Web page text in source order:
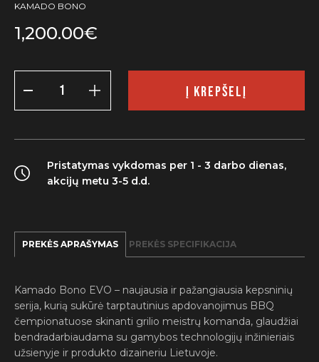
KAMADO BONO
1,200.00€
produkto
kiekis:
EVO
Žalgiris,
Matte
Į KREPŠELĮ
Pristatymas vykdomas per 1 - 3 darbo dienas,
akcijų metu 3-5 d.d.
PREKĖS APRAŠYMAS PREKĖS SPECIFIKACIJA
Kamado Bono EVO – naujausia ir pažangiausia kepsninių
serija, kurią sukūrė tarptautinius apdovanojimus BBQ
čempionatuose skinanti grilio meistrų komanda, glaudžiai
bendradarbiaudama su gamybos technologijų inžinieriais
užsienyje ir produkto dizaineriu Lietuvoje.